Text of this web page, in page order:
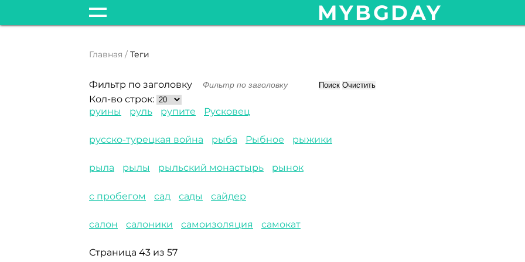
MYBGDAY
Главная Теги
Фильтр по заголовку Поиск Очистить
Кол-во строк:
руины
руль рупите Русковец
русско-турецкая война рыба Рыбное рыжики
рыла рылы рыльский монастырь рынок
с пробегом сад сады сайдер
салон салоники самоизоляция самокат
Страница 43 из 57